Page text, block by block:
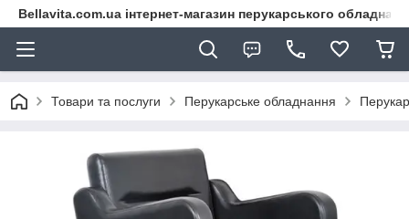
Bellavita.com.ua інтернет-магазин перукарського
Товари та послуги Перукарське обладнання